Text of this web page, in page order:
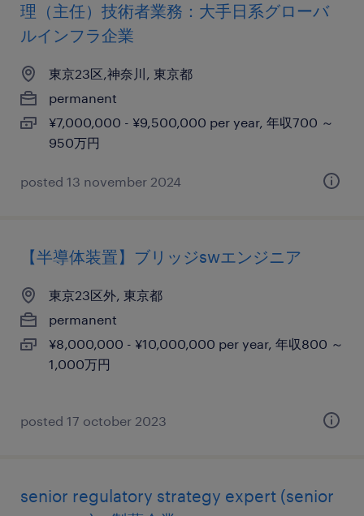
理（主任）技術者業務：大手日系グローバ
ルインフラ企業
東京23区,神奈川, 東京都
permanent
¥7,000,000 - ¥9,500,000 per year, 年収700 ～
950万円
posted 13 november 2024
【半導体装置】ブリッジswエンジニア
東京23区外, 東京都
permanent
¥8,000,000 - ¥10,000,000 per year, 年収800 ～
1,000万円
posted 17 october 2023
senior regulatory strategy expert (senior